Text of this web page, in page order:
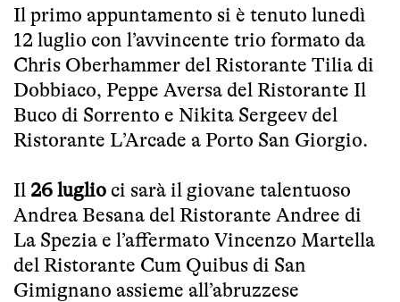
Il primo appuntamento si è tenuto lunedì
12 luglio con l’avvincente trio formato da
Chris Oberhammer del Ristorante Tilia di
Dobbiaco, Peppe Aversa del Ristorante Il
Buco di Sorrento e Nikita Sergeev del
Ristorante L’Arcade a Porto San Giorgio.
Il 26 luglio ci sarà il giovane talentuoso
Andrea Besana del Ristorante Andree di
La Spezia e l’affermato Vincenzo Martella
del Ristorante Cum Quibus di San
Gimignano assieme all’abruzzese